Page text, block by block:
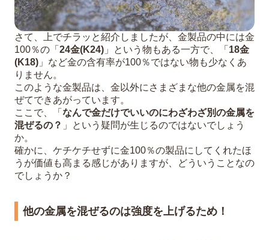
さて、上でチラッと紹介しましたが、金製品の中には金
100％の「 24金(K24) 」という物もある一方で、「 18金
(K18) 」など金の含有率が100％ではない物も少なくあ
りません。
このような金製品は、金以外にさまざまな他の金属を混
ぜてできあがっています。
ここで、「 なんで金だけでいいのにわざわざ別の金属を
混ぜるの？ 」という疑問が生じるのではないでしょう
か。
確かに、ケチケチせずに金100％の製品にしてくれたほ
うが価値も高まる感じがありますが、どういうことなの
でしょうか？
他の金属を混ぜるのは強度を上げるため！